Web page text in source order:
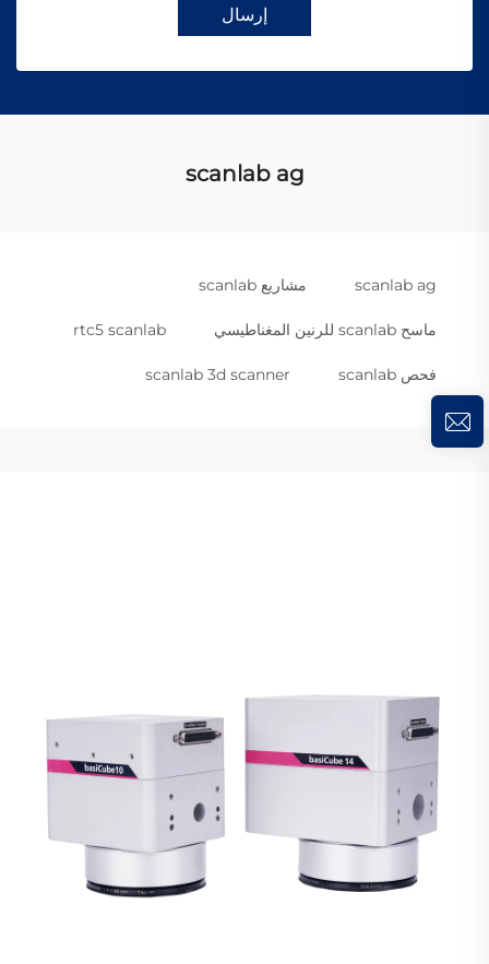
إرسال
scanlab ag
scanlab ag مشاريع scanlab
ماسح scanlab للرنين المغناطيسي rtc5 scanlab
فحص scanlab scanlab 3d scanner